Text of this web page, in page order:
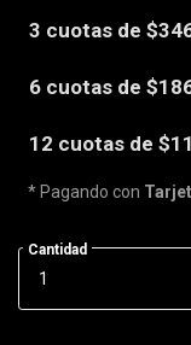
3 cuotas de
6 cuotas de
12 cuotas de
* Pagando con
Cantidad